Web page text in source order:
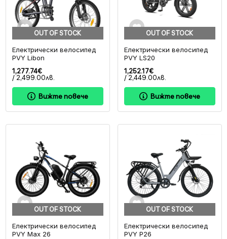
OUT OF STOCK
Електрически велосипед
PVY Libon
1,277.74€
/ 2,499.00лв.
Вижте повече
OUT OF STOCK
Електрически велосипед
PVY LS20
1,252.17€
/ 2,449.00лв.
Вижте повече
OUT OF STOCK
Електрически велосипед
PVY Max 26
OUT OF STOCK
Електрически велосипед
PVY P26